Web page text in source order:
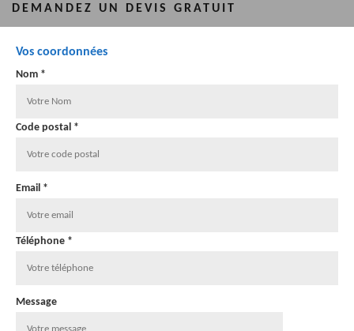
DEMANDEZ UN DEVIS GRATUIT
Vos coordonnées
Nom *
Code postal *
Email *
Téléphone *
Message